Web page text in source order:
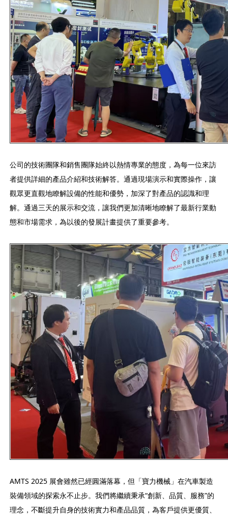
公司的技術團隊和銷售團隊始終以熱情專業的態度，為每一位來訪
者提供詳細的產品介紹和技術解答。通過現場演示和實際操作，讓
觀眾更直觀地瞭解設備的性能和優勢，加深了對產品的認識和理
解。通過三天的展示和交流，讓我們更加清晰地瞭解了最新行業動
態和市場需求，為以後的發展計畫提供了重要參考。
AMTS 2025 展會雖然已經圓滿落幕，但「寶力機械」在汽車製造
裝備領域的探索永不止步。我們將繼續秉承“創新、品質、服務”的
理念，不斷提升自身的技術實力和產品品質，為客戶提供更優質、